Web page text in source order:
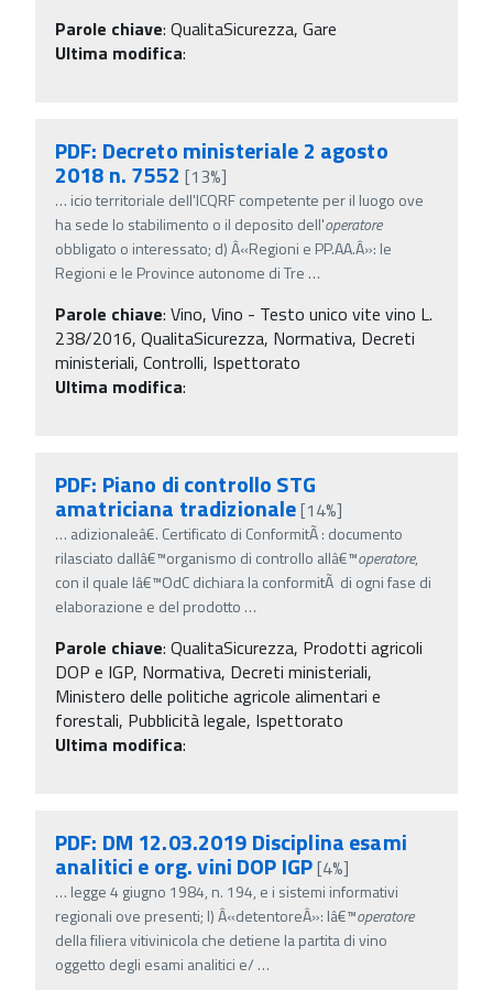
Parole chiave: QualitaSicurezza, Gare
Ultima modifica:
PDF: Decreto ministeriale 2 agosto
2018 n. 7552 [13%]
… icio territoriale dell'ICQRF competente per il luogo ove
ha sede lo stabilimento o il deposito dell'operatore
obbligato o interessato; d) Â«Regioni e PP.AA.Â»: le
Regioni e le Province autonome di Tre …
Parole chiave: Vino, Vino - Testo unico vite vino L.
238/2016, QualitaSicurezza, Normativa, Decreti
ministeriali, Controlli, Ispettorato
Ultima modifica:
PDF: Piano di controllo STG
amatriciana tradizionale[14%]
… adizionaleâ€. Certificato di ConformitÃ : documento
rilasciato dallâ€™organismo di controllo allâ€™operatore,
con il quale lâ€™OdC dichiara la conformitÃ di ogni fase di
elaborazione e del prodotto …
Parole chiave: QualitaSicurezza, Prodotti agricoli
DOP e IGP, Normativa, Decreti ministeriali,
Ministero delle politiche agricole alimentari e
forestali, Pubblicità legale, Ispettorato
Ultima modifica:
PDF: DM 12.03.2019 Disciplina esami
analitici e org. vini DOP IGP[4%]
… legge 4 giugno 1984, n. 194, e i sistemi informativi
regionali ove presenti; l) Â«detentoreÂ»: lâ€™operatore
della filiera vitivinicola che detiene la partita di vino
oggetto degli esami analitici e/ …